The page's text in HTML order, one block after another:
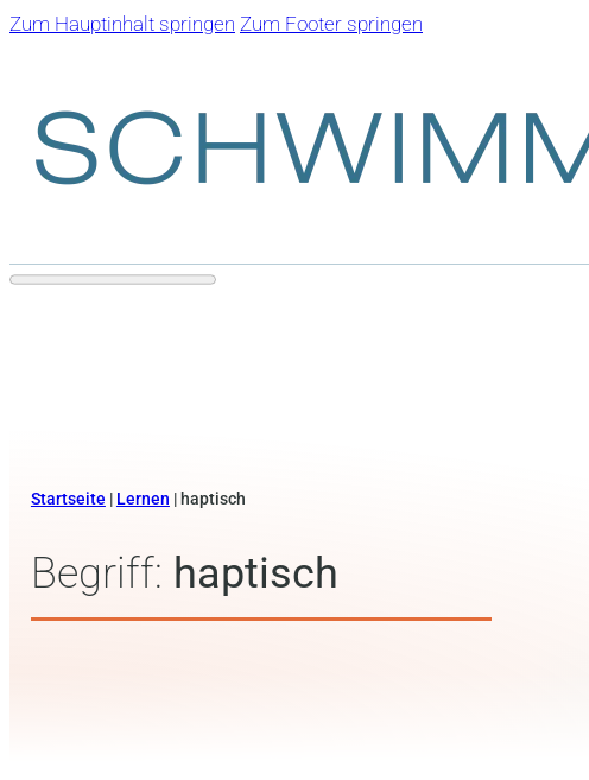
Zum Hauptinhalt springen Zum Footer springen
Startseite | Lernen |haptisch
Begriff: haptisch